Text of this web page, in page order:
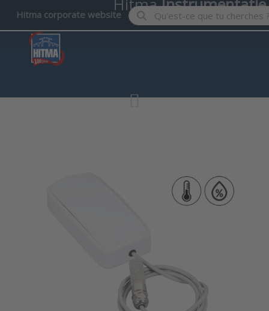
Hitma corporate website Enter a search term. Results
HitmaInstrumentatie